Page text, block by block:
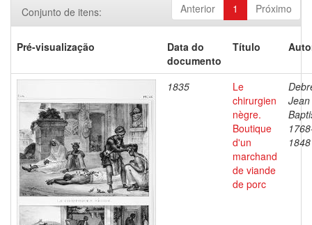
Anterior 1 Próximo
Conjunto de itens:
Pré-visualização
Data do
documento
Título
1835
Le
chirurgien
nègre.
Boutique
d'un
marchand
de viande
de porc
Jean
1848